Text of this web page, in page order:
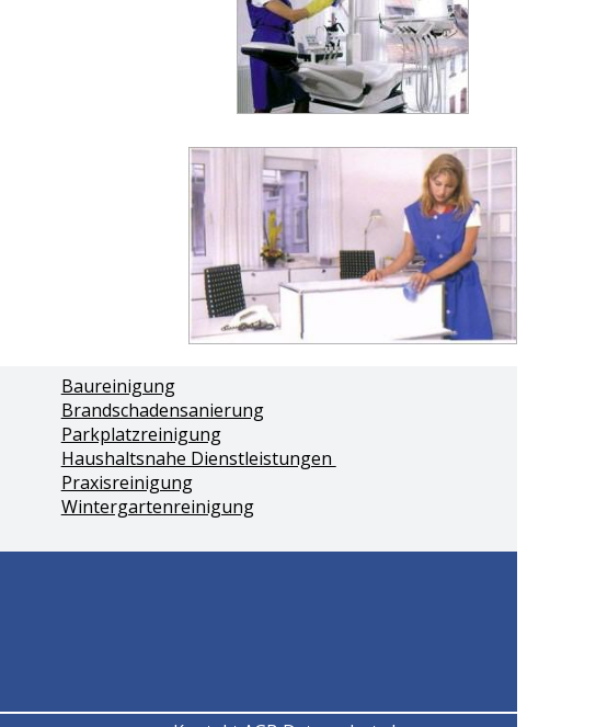
Baureinigung
Brandschadensanierung
Parkplatzreinigung
Haushaltsnahe Dienstleistungen
Praxisreinigung
Wintergartenreinigung